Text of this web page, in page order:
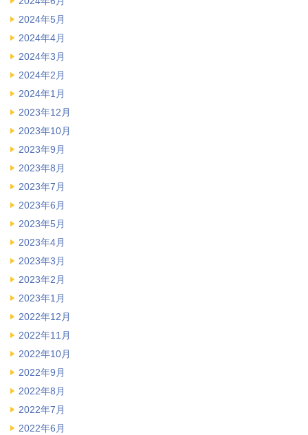
2024年5月
2024年4月
2024年3月
2024年2月
2024年1月
2023年12月
2023年10月
2023年9月
2023年8月
2023年7月
2023年6月
2023年5月
2023年4月
2023年3月
2023年2月
2023年1月
2022年12月
2022年11月
2022年10月
2022年9月
2022年8月
2022年7月
2022年6月